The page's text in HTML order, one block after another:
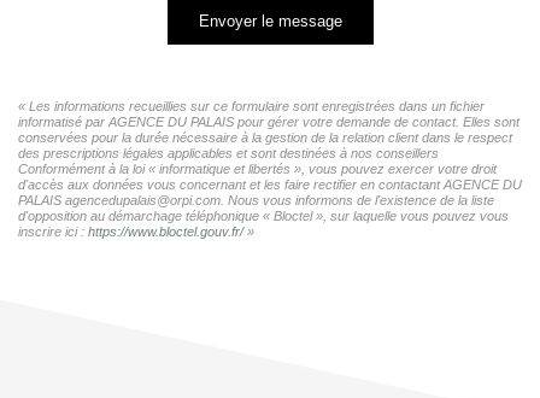
Envoyer le message
« Les informations recueillies sur ce formulaire sont enregistrées dans un fichier
informatisé par AGENCE DU PALAIS pour gérer votre demande de contact. Elles sont
conservées pour la durée nécessaire à la gestion de la relation client dans le respect
des prescriptions légales applicables et sont destinées à nos conseillers
Conformément à la loi « informatique et libertés », vous pouvez exercer votre droit
d'accès aux données vous concernant et les faire rectifier en contactant AGENCE DU
PALAIS agencedupalais@orpi.com. Nous vous informons de l'existence de la liste
d'opposition au démarchage téléphonique « Bloctel », sur laquelle vous pouvez vous
inscrire ici : https://www.bloctel.gouv.fr/»